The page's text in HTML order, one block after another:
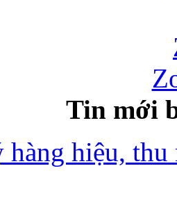
Tin mới
hàng hiệu,